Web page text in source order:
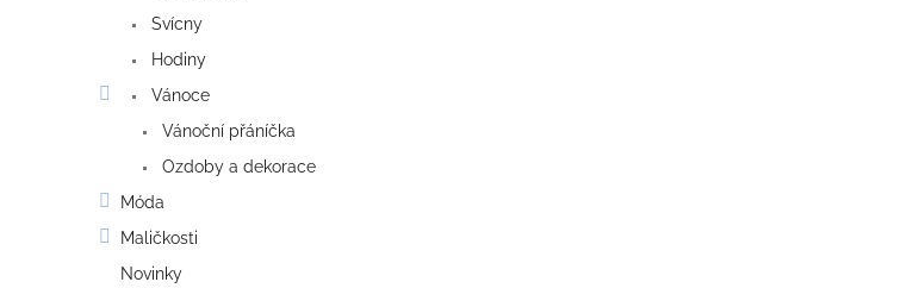
Svícny
Hodiny
Vánoce
Vánoční přáníčka
Ozdoby a dekorace
Móda
Maličkosti
Novinky